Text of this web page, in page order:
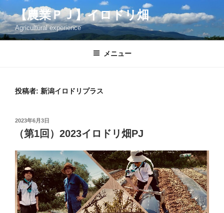
ン
テ
ン
【農業ＰＪ】イロドリ畑
Agricultural experience
メニュー
投稿者: 新潟イロドリプラス
投
日:
2023年6月3日
（第1回）2023イロドリ畑PJ